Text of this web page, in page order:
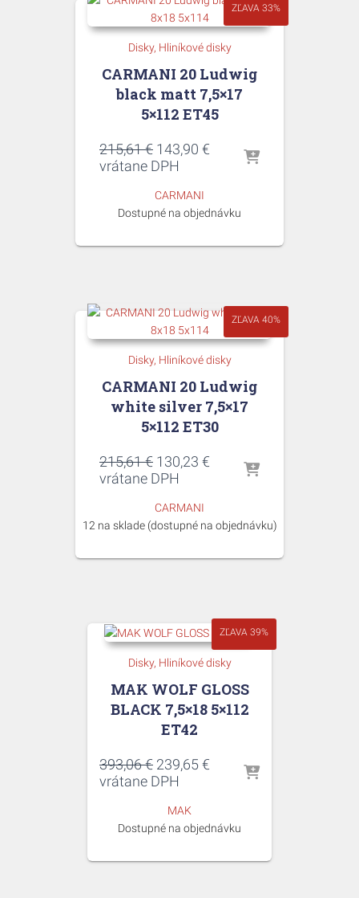
ZĽAVA 33%
Disky Hliníkové disky
CARMANI 20 Ludwig
black matt 7,5×17
5×112 ET45
215,61€ Pôvodná
cena
215,61 €.
143,90 € Aktuálna
vrátane DPH
CARMANI
Dostupné na objednávku
ZĽAVA 40%
Disky Hliníkové disky
CARMANI 20 Ludwig
white silver 7,5×17
5×112 ET30
215,61€ Pôvodná
cena
215,61 €.
130,23 € Aktuálna
vrátane DPH
CARMANI
12 na sklade (dostupné na objednávku)
ZĽAVA 39%
Disky Hliníkové disky
MAK WOLF GLOSS
BLACK 7,5×18 5×112
ET42
393,06€ Pôvodná
cena
393,06 €.
239,65€ Aktuálna
vrátane DPH
MAK
Dostupné na objednávku